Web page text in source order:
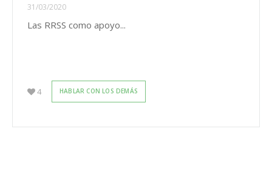
31/03/2020
Las RRSS como apoyo...
4 HABLAR CON LOS DEMÁS